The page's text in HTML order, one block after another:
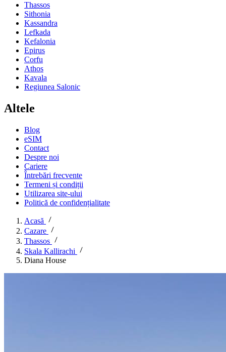
Thassos
Sithonia
Kassandra
Lefkada
Kefalonia
Epirus
Corfu
Athos
Kavala
Regiunea Salonic
Altele
Blog
eSIM
Contact
Despre noi
Cariere
Întrebări frecvente
Termeni și condiții
Utilizarea site-ului
Politică de confidențialitate
Acasă
Cazare
Thassos
Skala Kallirachi
Diana House